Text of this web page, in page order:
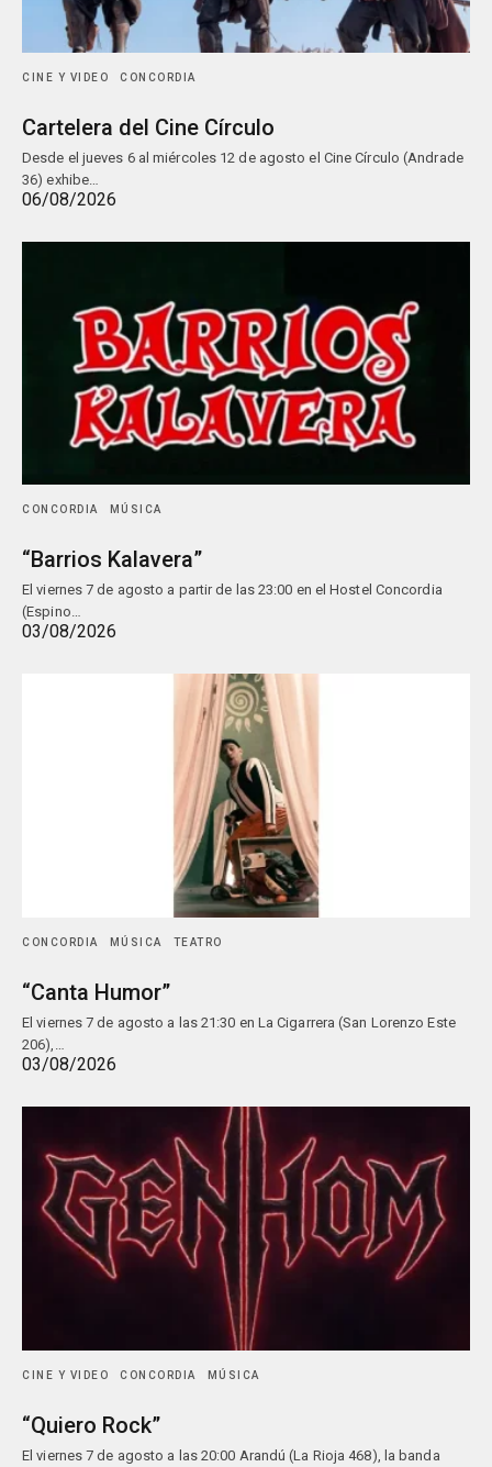
CINE Y VIDEO CONCORDIA
Cartelera del Cine Círculo
Desde el jueves 6 al miércoles 12 de agosto el Cine Círculo (Andrade
36) exhibe…
06/08/2026
CONCORDIA MÚSICA
“Barrios Kalavera”
El viernes 7 de agosto a partir de las 23:00 en el Hostel Concordia
(Espino…
03/08/2026
CONCORDIA MÚSICA TEATRO
“Canta Humor”
El viernes 7 de agosto a las 21:30 en La Cigarrera (San Lorenzo Este
206),…
03/08/2026
CINE Y VIDEO CONCORDIA MÚSICA
“Quiero Rock”
El viernes 7 de agosto a las 20:00 Arandú (La Rioja 468), la banda